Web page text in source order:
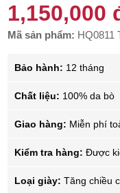
1,150,000
Mã sản phẩm: HQ0811
Bảo hành: 12 tháng
Chất liệu: 100% da bò
Giao hàng: Miễn phí
Kiểm tra hàng: Được
Loại giày: Tăng chiều